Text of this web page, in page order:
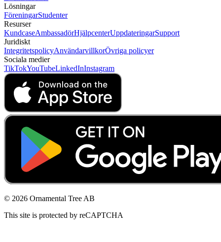
Lösningar
FöreningarStudenter
Resurser
KundcaseAmbassadörHjälpcenterUppdateringarSupport
Juridiskt
IntegritetspolicyAnvändarvillkorÖvriga policyer
Sociala medier
TikTokYouTubeLinkedInInstagram
© 2026 Ornamental Tree AB
This site is protected by reCAPTCHA